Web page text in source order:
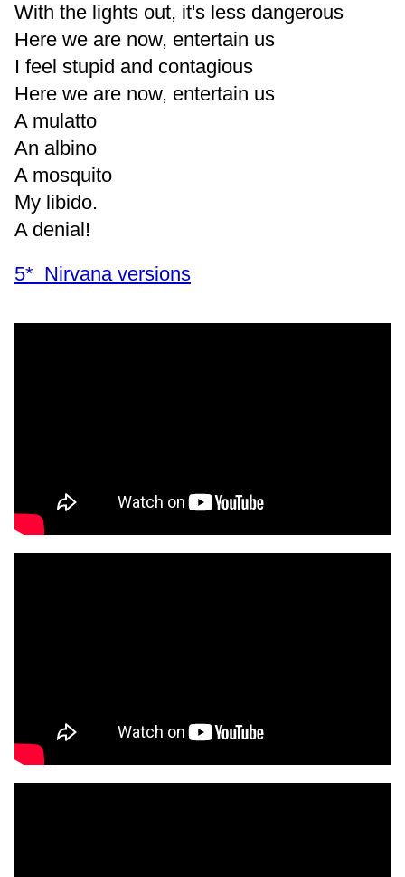
With the lights out, it's less dangerous
Here we are now, entertain us
I feel stupid and contagious
Here we are now, entertain us
A mulatto
An albino
A mosquito
My libido.
A denial!
5* Nirvana versions